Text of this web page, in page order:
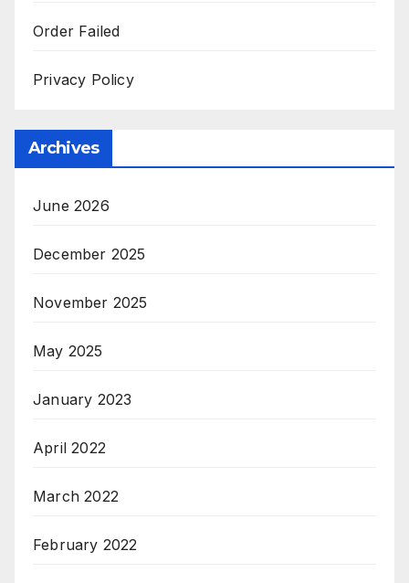
Order Failed
Privacy Policy
Archives
June 2026
December 2025
November 2025
May 2025
January 2023
April 2022
March 2022
February 2022